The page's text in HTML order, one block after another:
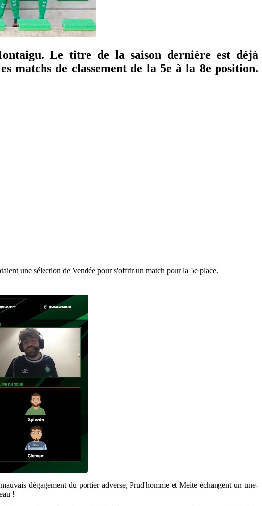
Le titre de la saison dernière est déjà
matchs de classement de la 5e à la 8e position.
une sélection de Vendée pour s'offrir un match pour la 5e place.
dégagement du portier adverse, Prud'homme et Meite échangent un une-
!